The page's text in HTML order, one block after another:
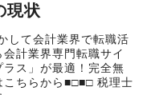
現状
して会計業界で転職活
計業界専門転職サイ
ラス」が最適！完全無
こちらから■□■□ 税理士